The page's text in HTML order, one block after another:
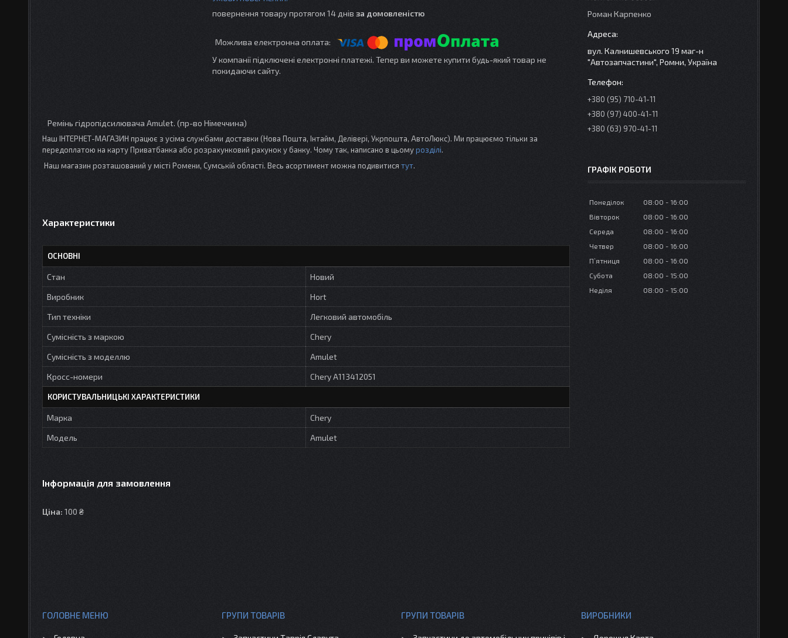
повернення товару протягом 14 днів за домовленістю
У компанії підключені електронні платежі. Тепер ви можете купити будь-який товар не
покидаючи сайту.
Ремінь гідропідсилювача Amulet. (пр-во Німеччина)
Наш ІНТЕРНЕТ-МАГАЗИН працює з усіма службами доставки (Нова Пошта, Інтайм, Делівері, Укрпошта, АвтоЛюкс). Ми працюємо тільки за
передоплатою на карту Приватбанка або розрахунковий рахунок у банку. Чому так, написано в цьомурозділі.
Наш магазин розташований у місті Ромени, Сумській області. Весь асортимент можна подивитися тут.
Характеристики
ОСНОВНІ
Стан
Новий
Виробник
Hort
Тип техніки
Легковий автомобіль
Сумісність з маркою
Chery
Сумісність з моделлю
Amulet
Кросс-номери
Chery A113412051
КОРИСТУВАЛЬНИЦЬКІ ХАРАКТЕРИСТИКИ
Марка
Chery
Модель
Amulet
Інформація для замовлення
Ціна: 100 ₴
Роман Карпенко
вул. Калнишевського 19 маг-н
"Автозапчастини", Ромни, Україна
+380 (95) 710-41-11
+380 (97) 400-41-11
+380 (63) 970-41-11
ГРАФІК РОБОТИ
Понеділок 08:00
16:00
Вівторок
08:00
16:00
Середа
08:00
16:00
Четвер
08:00
16:00
Пʼятниця
08:00
16:00
Субота
08:00
15:00
Неділя
08:00 15:00
ГОЛОВНЕ МЕНЮ ГРУПИ ТОВАРІВ ГРУПИ ТОВАРІВ ВИРОБНИКИ